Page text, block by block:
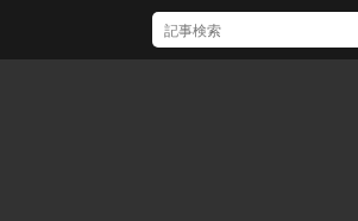
[Mac]Mac mini M1 がいい感じ